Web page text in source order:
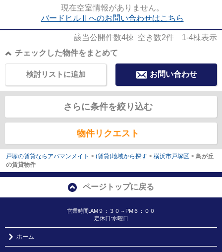
現在空室情報がありません。
バードヒルⅡへのお問い合わせはこちら
該当公開件数4棟 空き数2件 1-4棟表示
チェックした物件をまとめて
お問い合わせ
検討リストに追加
さらに条件を絞り込む
物件リクエスト
戸塚の賃貸ならアパマンメイト > (賃貸)地域から探す > 横浜市戸塚区 > 鳥が丘
の賃貸物件
ページトップに戻る
営業時間:AM９：３０～PM６：００
定休日:水曜日
ホーム